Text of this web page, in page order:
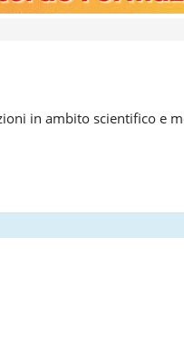
in ambito scientifico e